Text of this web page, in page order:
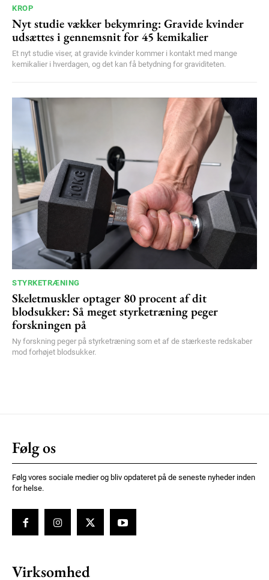
KROP
Nyt studie vækker bekymring: Gravide kvinder
udsættes i gennemsnit for 45 kemikalier
Et nyt studie viser, at gravide kvinder kommer i kontakt med mange
kemikalier i hverdagen, og det kan få betydning for graviditeten.
STYRKETRÆNING
Skeletmuskler optager 80 procent af dit
blodsukker: Så meget styrketræning peger
forskningen på
Ny forskning peger på styrketræning som et af de stærkeste redskaber
mod forhøjet blodsukker.
Følg os
Følg vores sociale medier og bliv opdateret på de seneste nyheder inden
for helse.
Virksomhed